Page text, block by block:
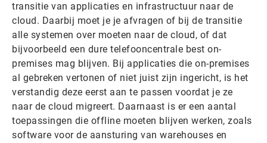
transitie van applicaties en infrastructuur naar de
cloud. Daarbij moet je je afvragen of bij de transitie
alle systemen over moeten naar de cloud, of dat
bijvoorbeeld een dure telefooncentrale best on-
premises mag blijven. Bij applicaties die on-premises
al gebreken vertonen of niet juist zijn ingericht, is het
verstandig deze eerst aan te passen voordat je ze
naar de cloud migreert. Daarnaast is er een aantal
toepassingen die offline moeten blijven werken, zoals
software voor de aansturing van warehouses en